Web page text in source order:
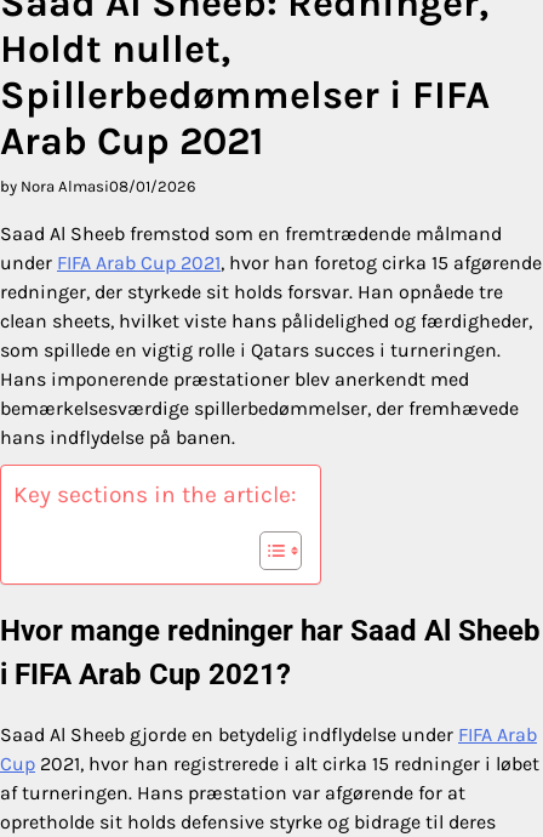
Holdt nullet,
Spillerbedømmelser i FIFA
Arab Cup 2021
by Nora Almasi08/01/2026
Saad Al Sheeb fremstod som en fremtrædende målmand
under FIFA Arab Cup 2021, hvor han foretog cirka 15 afgørende
redninger, der styrkede sit holds forsvar. Han opnåede tre
clean sheets, hvilket viste hans pålidelighed og færdigheder,
som spillede en vigtig rolle i Qatars succes i turneringen.
Hans imponerende præstationer blev anerkendt med
bemærkelsesværdige spillerbedømmelser, der fremhævede
hans indflydelse på banen.
Key sections in the article:
Hvor mange redninger har Saad Al Sheeb
i FIFA Arab Cup 2021?
Saad Al Sheeb gjorde en betydelig indflydelse under FIFA Arab
Cup 2021, hvor han registrerede i alt cirka 15 redninger i løbet
af turneringen. Hans præstation var afgørende for at
opretholde sit holds defensive styrke og bidrage til deres